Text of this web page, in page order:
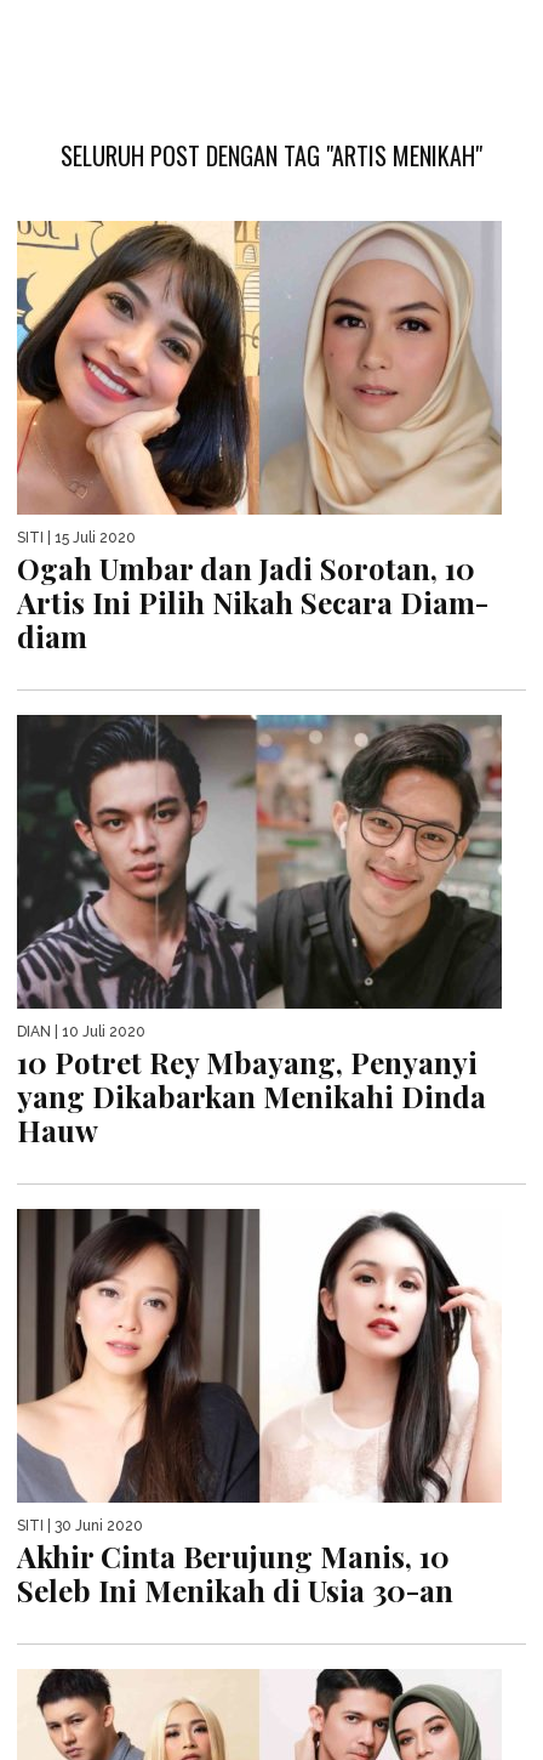
SELURUH POST DENGAN TAG "ARTIS MENIKAH"
SITI | 15 Juli 2020
Ogah Umbar dan Jadi Sorotan, 10
Artis Ini Pilih Nikah Secara Diam-
diam
DIAN | 10 Juli 2020
10 Potret Rey Mbayang, Penyanyi
yang Dikabarkan Menikahi Dinda
Hauw
SITI | 30 Juni 2020
Akhir Cinta Berujung Manis, 10
Seleb Ini Menikah di Usia 30-an